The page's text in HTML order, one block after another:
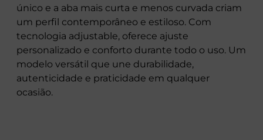
único e a aba mais curta e menos curvada criam
um perfil contemporâneo e estiloso. Com
tecnologia adjustable, oferece ajuste
personalizado e conforto durante todo o uso. Um
modelo versátil que une durabilidade,
autenticidade e praticidade em qualquer
ocasião.